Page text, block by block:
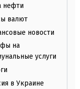
нефти
валют
новости
на
услуги
в Украине